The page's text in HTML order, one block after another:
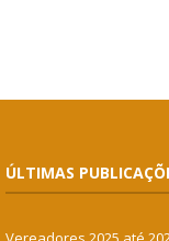
ÚLTIMAS